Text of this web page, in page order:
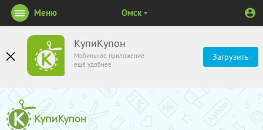
КупиКупон
Мобильное приложение
ещё удобнее
Загрузить
Меню Омск